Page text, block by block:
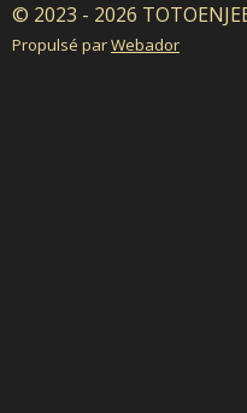
© 2023 - 2026
Propulsé parWebador